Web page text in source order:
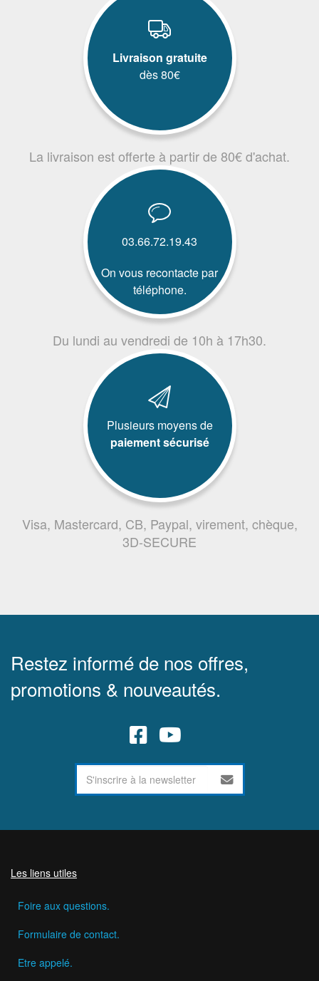
Livraison gratuite
dès 80€
La livraison est offerte à partir de 80€ d'achat.
03.66.72.19.43
On vous recontacte par
téléphone.
Du lundi au vendredi de 10h à 17h30.
Plusieurs moyens de
paiement sécurisé
Visa, Mastercard, CB, Paypal, virement, chèque,
3D-SECURE
Restez informé de nos offres,
promotions & nouveautés.
Les liens utiles
Foire aux questions.
Formulaire de contact.
Etre appelé.